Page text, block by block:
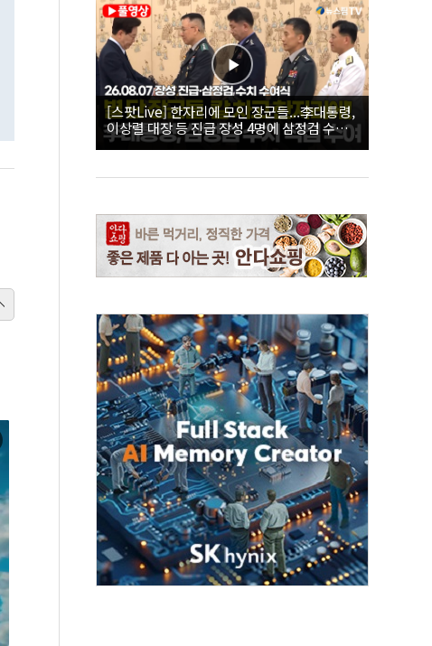
[스팟Live] 한자리에 모인 장군들...李대통령,
이상렬 대장 등 진급 장성 4명에 삼정검 수치
직접 수여｜26.08.07 장성 진급·삼정검 수치